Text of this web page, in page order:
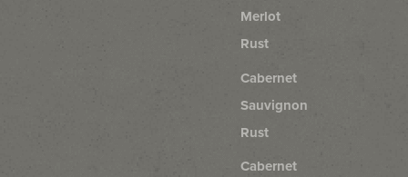
Merlot
Rust
Cabernet
Sauvignon
Rust
Cabernet